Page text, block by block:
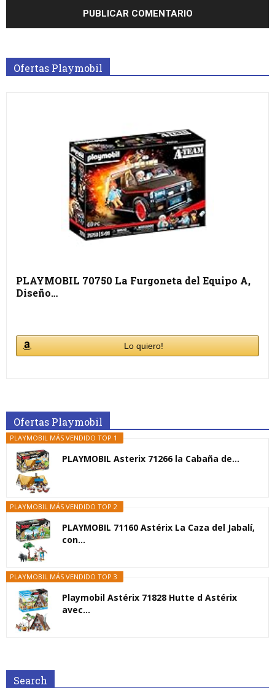
Ofertas Playmobil
PLAYMOBIL 70750 La Furgoneta del Equipo A,
Diseño…
Lo quiero!
Ofertas Playmobil
PLAYMOBIL MÁS VENDIDO TOP 1
PLAYMOBIL Asterix 71266 la Cabaña de...
PLAYMOBIL MÁS VENDIDO TOP 2
PLAYMOBIL 71160 Astérix La Caza del Jabalí,
con...
PLAYMOBIL MÁS VENDIDO TOP 3
Playmobil Astérix 71828 Hutte d Astérix
avec...
Search